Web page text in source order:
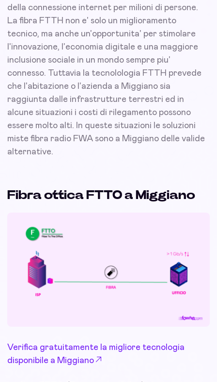
della connessione internet per milioni di persone.
La fibra FTTH non e' solo un miglioramento
tecnico, ma anche un'opportunita' per stimolare
l'innovazione, l'economia digitale e una maggiore
inclusione sociale in un mondo sempre piu'
connesso. Tuttavia la tecnolologia FTTH prevede
che l'abitazione o l'azienda a Miggiano sia
raggiunta dalle infrastrutture terrestri ed in
alcune situazioni i costi di rilegamento possono
essere molto alti. In queste situazioni le soluzioni
miste fibra radio FWA sono a Miggiano delle valide
alternative.
Fibra ottica FTTO a Miggiano
Verifica gratuitamente la migliore tecnologia
disponibile a Miggiano